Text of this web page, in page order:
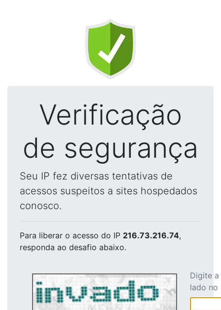
Verificação
de segurança
Seu IP fez diversas tentativas de
acessos suspeitos a sites hospedados
conosco.
Para liberar o acesso do IP 216.73.216.74,
responda ao desafio abaixo.
Digite
lado no